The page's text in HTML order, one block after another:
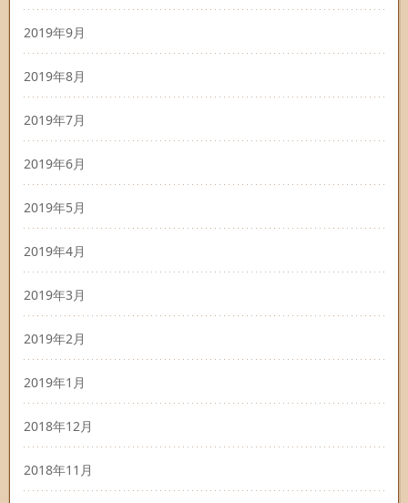
2019年9月
2019年8月
2019年7月
2019年6月
2019年5月
2019年4月
2019年3月
2019年2月
2019年1月
2018年12月
2018年11月